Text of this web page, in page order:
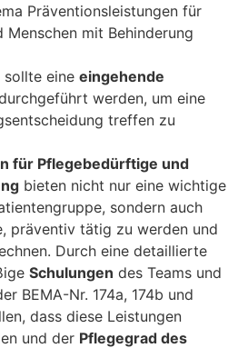
Präventionsleistungen für
mit Behinderung
sollte eine eingehende
werden, um eine
treffen zu
für Pflegebedürftige und
bieten nicht nur eine wichtige
sondern auch
präventiv tätig zu werden und
Durch eine detaillierte
Schulungen des Teams und
BEMA-Nr. 174a, 174b und
dass diese Leistungen
und der Pflegegrad des